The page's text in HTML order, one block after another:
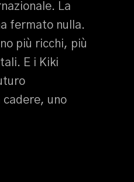
La
fermato nulla.
più ricchi, più
E i Kiki
cadere, uno